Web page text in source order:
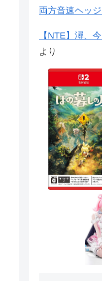
両方音速ヘッ
【NTE】潯、
より